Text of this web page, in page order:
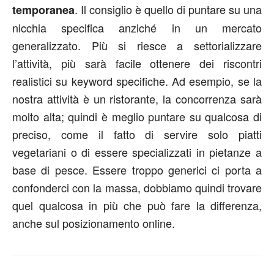
temporanea. Il consiglio è quello di puntare su una
nicchia specifica anziché in un mercato
generalizzato. Più si riesce a settorializzare
l’attività, più sarà facile ottenere dei riscontri
realistici su keyword specifiche. Ad esempio, se la
nostra attività è un ristorante, la concorrenza sarà
molto alta; quindi è meglio puntare su qualcosa di
preciso, come il fatto di servire solo piatti
vegetariani o di essere specializzati in pietanze a
base di pesce. Essere troppo generici ci porta a
confonderci con la massa, dobbiamo quindi trovare
quel qualcosa in più che può fare la differenza,
anche sul posizionamento online.